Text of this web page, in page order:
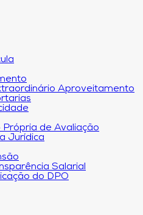
Aproveitamento
Própria de Avaliação
Jurídica
Salarial
do DPO